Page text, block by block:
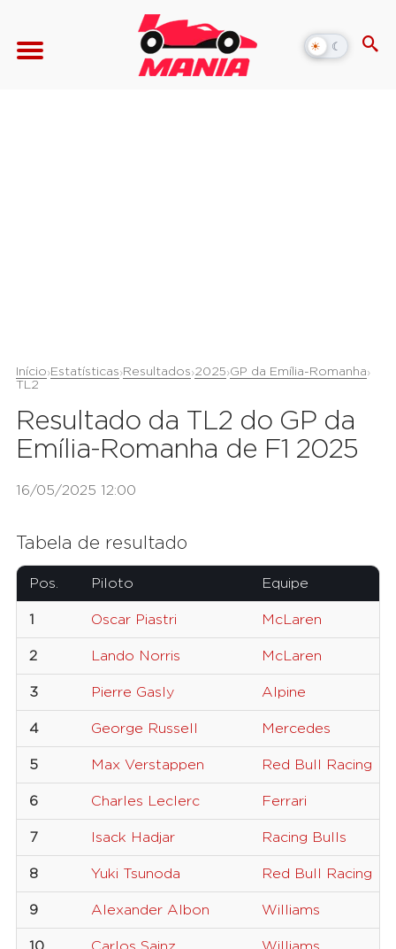
☀ ☾
Alternar
modo
Início›Estatísticas›Resultados›2025›GP da Emília-Romanha›
TL2
Resultado da TL2 do GP da
Emília-Romanha de F1 2025
16/05/2025 12:00
Tabela de resultado
Pos. Piloto Equipe
1 Oscar Piastri McLaren
2 Lando Norris McLaren
3 Pierre Gasly Alpine
4 George Russell Mercedes
5 Max Verstappen Red Bull Racing
6 Charles Leclerc Ferrari
7 Isack Hadjar Racing Bulls
8 Yuki Tsunoda Red Bull Racing
9 Alexander Albon Williams